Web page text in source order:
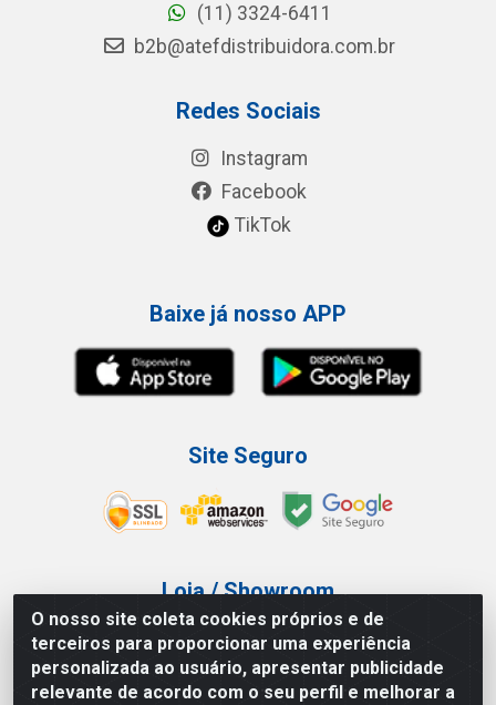
O nosso site coleta cookies próprios e de
terceiros para proporcionar uma experiência
personalizada ao usuário, apresentar publicidade
relevante de acordo com o seu perfil e melhorar a
(11) 3324-6411
b2b@atefdistribuidora.com.br
Redes Sociais
Instagram
Facebook
TikTok
Baixe já nosso APP
Site Seguro
Loja / Showroom
Tel.: (11) 3227-0546
Av Vautier, 587/597 - Pari - São Paulo/SP